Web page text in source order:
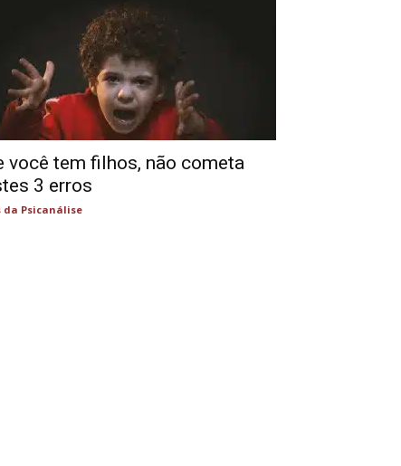
você tem filhos, não cometa
3 erros
da Psicanálise